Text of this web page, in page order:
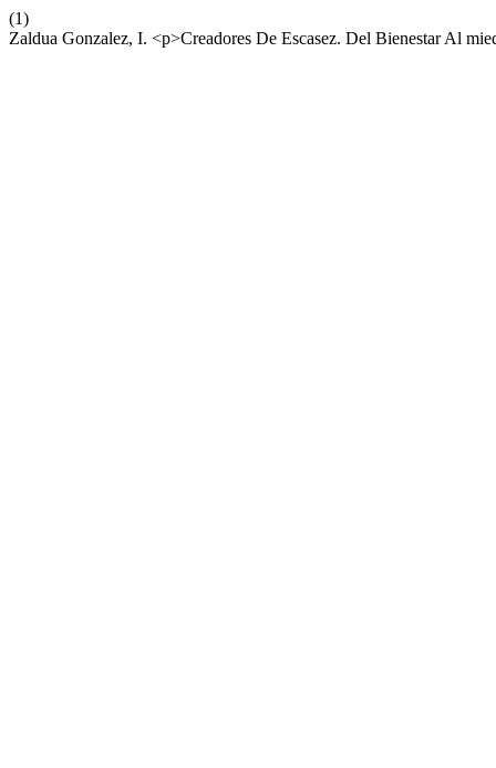
(1)
Zaldua Gonzalez, I. <p>Creadores De Escasez. Del Bienestar Al